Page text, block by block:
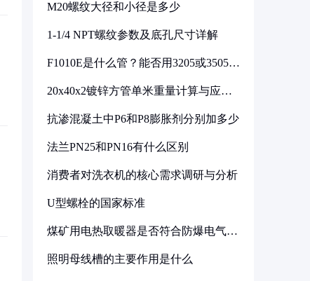
M20螺纹大径和小径是多少
1-1/4 NPT螺纹参数及底孔尺寸详解
F1010E是什么管？能否用3205或3505代
20x40x2镀锌方管单米重量计算与应用
抗渗混凝土中P6和P8膨胀剂分别加多少
法兰PN25和PN16有什么区别
消费者对洗衣机的核心需求调研与分析
U型螺栓的国家标准
煤矿用电热取暖器是否符合防爆电气设
照明母线槽的主要作用是什么